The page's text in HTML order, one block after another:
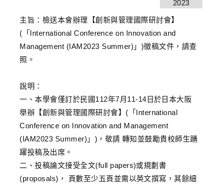
2023
主旨：檢送本會辦理【創新與管理國際研討會】
(「International Conference on Innovation and
Management (IAM2023 Summer)」)徵稿文件，請查
照。
說明：
一、本學會僅訂於民國112年7月11-14日於日本大阪
舉辦【創新與管理國際研討會】(「International
Conference on Innovation and Management
(IAM2023 Summer)」)，敬請 轉知並鼓勵貴校師生踴
躍投稿及出席。
二、投稿論文接受全文(full papers)或規劃書
(proposals)， 頁數至少五頁並需以英文撰寫，其餘細